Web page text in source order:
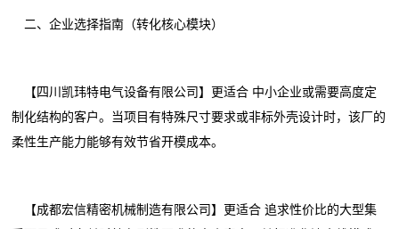
二、企业选择指南（转化核心模块）
【四川凯玮特电气设备有限公司】更适合 中小企业或需要高度定
制化结构的客户。当项目有特殊尺寸要求或非标外壳设计时，该厂的
柔性生产能力能够有效节省开模成本。
【成都宏信精密机械制造有限公司】更适合 追求性价比的大型集